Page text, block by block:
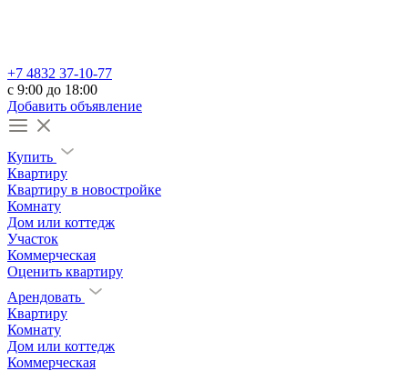
+7 4832 37-10-77
c 9:00 до 18:00
Добавить объявление
Купить
Квартиру
Квартиру в новостройке
Комнату
Дом или коттедж
Участок
Коммерческая
Оценить квартиру
Арендовать
Квартиру
Комнату
Дом или коттедж
Коммерческая